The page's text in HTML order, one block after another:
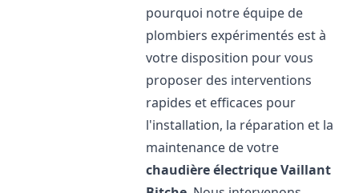
pourquoi notre équipe de
plombiers expérimentés est à
votre disposition pour vous
proposer des interventions
rapides et efficaces pour
l'installation, la réparation et la
maintenance de votre
chaudière électrique Vaillant